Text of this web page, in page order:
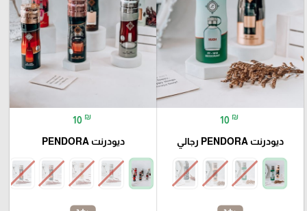
10 ₪
ديودرنت PENDORA رجالي
10 ₪
ديودرنت PENDORA